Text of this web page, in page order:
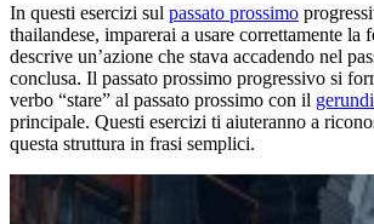
In questi esercizi sul passato prossimo
thailandese, imparerai a usare correttamente la
descrive un’azione che stava accadendo nel
conclusa. Il passato prossimo progressivo si
verbo “stare” al passato prossimo con il
principale. Questi esercizi ti aiuteranno a
questa struttura in frasi semplici.